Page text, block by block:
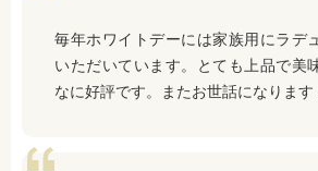
毎年ホワイトデーには家族用にラデ
いただいています。とても上品で美
なに好評です。またお世話になります